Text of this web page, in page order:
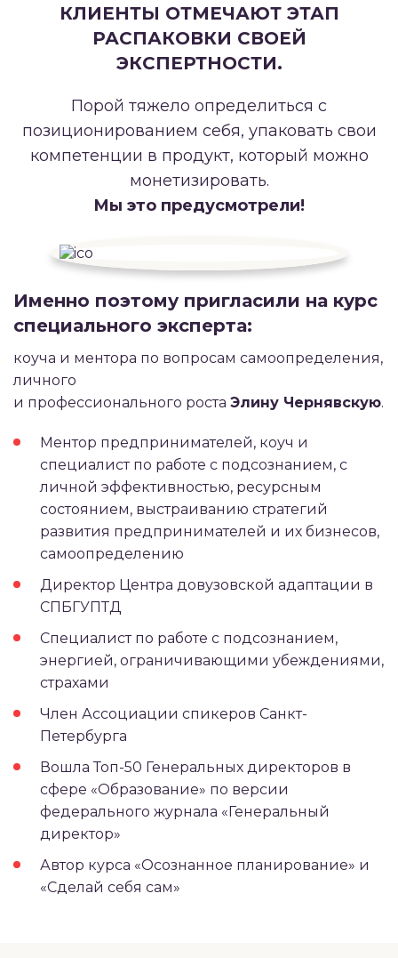
КЛИЕНТЫ ОТМЕЧАЮТ ЭТАП
РАСПАКОВКИ СВОЕЙ
ЭКСПЕРТНОСТИ.
Порой тяжело определиться с
позиционированием себя, упаковать свои
компетенции в продукт, который можно
монетизировать.
Мы это предусмотрели!
Именно поэтому пригласили на курс
специального эксперта:
коуча и ментора по вопросам самоопределения,
личного
и профессионального роста Элину Чернявскую.
Ментор предпринимателей, коуч и
специалист по работе с подсознанием, с
личной эффективностью, ресурсным
состоянием, выстраиванию стратегий
развития предпринимателей и их бизнесов,
самоопределению
Директор Центра довузовской адаптации в
СПБГУПТД
Специалист по работе с подсознанием,
энергией, ограничивающими убеждениями,
страхами
Член Ассоциации спикеров Санкт-
Петербурга
Вошла Топ-50 Генеральных директоров в
сфере «Образование» по версии
федерального журнала «Генеральный
директор»
Автор курса «Осознанное планирование» и
«Сделай себя сам»